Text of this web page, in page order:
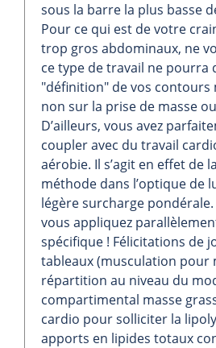
sous la barre la plus basse
Pour ce qui est de votre
trop gros abdominaux, ne
ce type de travail ne pourra
"définition" de vos contours
non sur la prise de masse
D’ailleurs, vous avez
coupler avec du travail
aérobie. Il s’agit en effet de
méthode dans l’optique de
légère surcharge
vous appliquez
spécifique ! Félicitations de
tableaux (musculation pour
répartition au niveau du
compartimental masse
cardio pour solliciter la
apports en lipides totaux